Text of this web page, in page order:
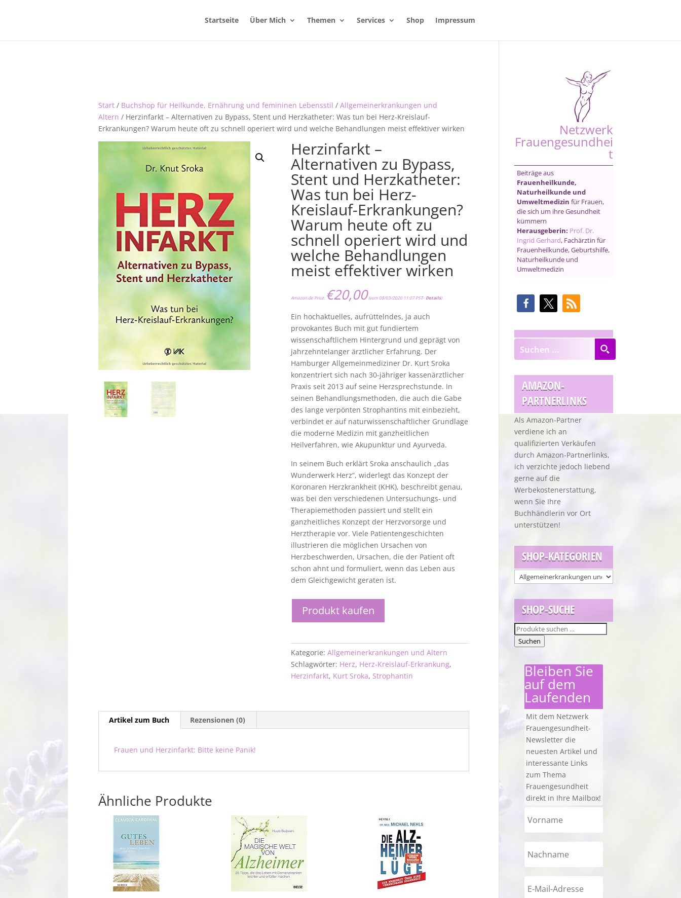
Startseite Über Mich Themen Services Shop Impressum
Start/ Buchshop für Heilkunde, Ernährung und femininen Lebensstil / Allgemeinerkrankungen und
Altern / Herzinfarkt – Alternativen zu Bypass, Stent und Herzkatheter: Was tun bei Herz-Kreislauf-
Erkrankungen? Warum heute oft zu schnell operiert wird und welche Behandlungen meist effektiver wirken
Herzinfarkt –
Alternativen zu Bypass,
Stent und Herzkatheter:
Was tun bei Herz-
Kreislauf-Erkrankungen?
Warum heute oft zu
schnell operiert wird und
welche Behandlungen
meist effektiver wirken
Amazon.de Price: €20,00(vom 08/03/2020 11:07 PST- Details)
Ein hochaktuelles, aufrüttelndes, ja auch
provokantes Buch mit gut fundiertem
wissenschaftlichem Hintergrund und geprägt von
jahrzehntelanger ärztlicher Erfahrung. Der
Hamburger Allgemeinmediziner Dr. Kurt Sroka
konzentriert sich nach 30-jähriger kassenärztlicher
Praxis seit 2013 auf seine Herzsprechstunde. In
seinen Behandlungsmethoden, die auch die Gabe
des lange verpönten Strophantins mit einbezieht,
verbindet er auf naturwissenschaftlicher Grundlage
die moderne Medizin mit ganzheitlichen
Heilverfahren, wie Akupunktur und Ayurveda.
In seinem Buch erklärt Sroka anschaulich „das
Wunderwerk Herz“, widerlegt das Konzept der
Koronaren Herzkrankheit (KHK), beschreibt genau,
was bei den verschiedenen Untersuchungs- und
Therapiemethoden passiert und stellt ein
ganzheitliches Konzept der Herzvorsorge und
Herztherapie vor. Viele Patientengeschichten
illustrieren die möglichen Ursachen von
Herzbeschwerden, Ursachen, die der Patient oft
schon ahnt und formuliert, wenn das Leben aus
dem Gleichgewicht geraten ist.
Produkt kaufen
Kategorie:Allgemeinerkrankungen und Altern
Schlagwörter: Herz, Herz-Kreislauf-Erkrankung,
Herzinfarkt, Kurt Sroka, Strophantin
Artikel zum Buch Rezensionen (0)
Frauen und Herzinfarkt: Bitte keine Panik!
Ähnliche Produkte
Netzwerk
Frauengesundhei
t
Beiträge aus
Frauenheilkunde,
Naturheilkunde und
Umweltmedizin für Frauen,
die sich um ihre Gesundheit
kümmern
Herausgeberin: Prof. Dr.
Ingrid Gerhard, Fachärztin für
Frauenheilkunde, Geburtshilfe,
Naturheilkunde und
Umweltmedizin
AMAZON-
PARTNERLINKS
Als Amazon-Partner
verdiene ich an
qualifizierten Verkäufen
durch Amazon-Partnerlinks,
ich verzichte jedoch liebend
gerne auf die
Werbekostenerstattung,
wenn Sie Ihre
Buchhändlerin vor Ort
unterstützen!
SHOP-KATEGORIEN
SHOP-SUCHE
Suchen
nach:
Suchen
Bleiben Sie
auf dem
Laufenden
Mit dem Netzwerk
Frauengesundheit-
Newsletter die
neuesten Artikel und
interessante Links
zum Thema
Frauengesundheit
direkt in Ihre Mailbox!